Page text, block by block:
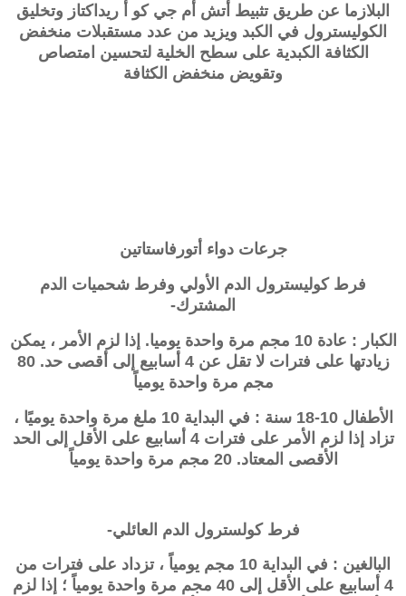
البلازما عن طريق تثبيط أتش أم جي كو أ ريداكتاز وتخليق
الكوليسترول في الكبد ويزيد من عدد مستقبلات منخفض
الكثافة الكبدية على سطح الخلية لتحسين امتصاص
وتقويض منخفض الكثافة
جرعات دواء أتورفاستاتين
فرط كوليسترول الدم الأولي وفرط شحميات الدم
المشترك-
الكبار : عادة 10 مجم مرة واحدة يوميا. إذا لزم الأمر ، يمكن
زيادتها على فترات لا تقل عن 4 أسابيع إلى أقصى حد. 80
مجم مرة واحدة يومياً
الأطفال 10-18 سنة : في البداية 10 ملغ مرة واحدة يوميًا ،
تزاد إذا لزم الأمر على فترات 4 أسابيع على الأقل إلى الحد
الأقصى المعتاد. 20 مجم مرة واحدة يومياً
فرط كولسترول الدم العائلي-
البالغين : في البداية 10 مجم يومياً ، تزداد على فترات من
4 أسابيع على الأقل إلى 40 مجم مرة واحدة يومياً ؛ إذا لزم